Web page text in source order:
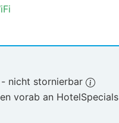
nicht stornierbar
vorab an HotelSpecials